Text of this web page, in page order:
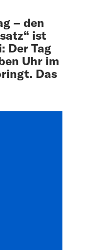
– den
ist
Der Tag
Uhr im
Das